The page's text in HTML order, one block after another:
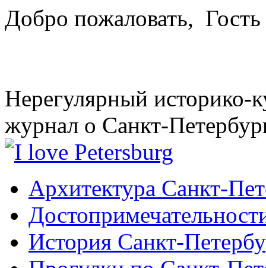
Добро пожаловать, Гость
Нерегулярный историко-
журнал о Санкт-
Архитектура Санкт-
История Санкт-